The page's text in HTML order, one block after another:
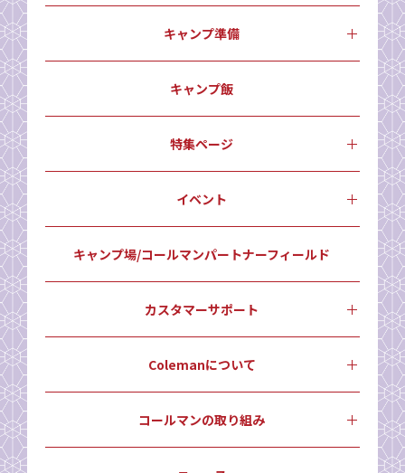
キャンプ準備
キャンプ飯
特集ページ
イベント
キャンプ場/コールマンパートナーフィールド
カスタマーサポート
Colemanについて
コールマンの取り組み